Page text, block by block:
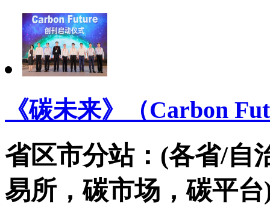
《碳未来》（Carbon
省区市分站：(各省/自
易所，碳市场，碳平台